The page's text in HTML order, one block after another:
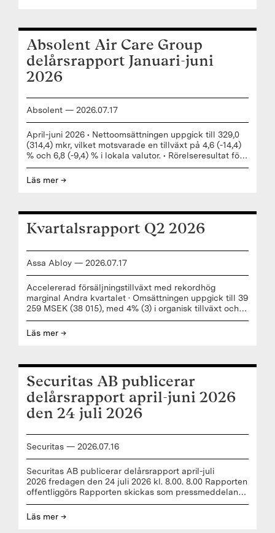
designdrivna produkter som kombinerar tidlöst
hantverk, amerikansk tillverkning och modern
kundanpassning”, säger Lucas Boselli,
Absolent Air Care Group
delårsrapport Januari-juni
2026
Absolent — 2026.07.17
April-juni 2026 • Nettoomsättningen uppgick till 329,0
(314,4) mkr, vilket motsvarade en tillväxt på 4,6 (-14,4)
% och 6,8 (-9,4) % i lokala valutor. • Rörelseresultat före
avsk...
Läs mer →
Kvartalsrapport Q2 2026
Assa Abloy — 2026.07.17
Accelererad försäljningstillväxt med rekordhög
marginal Andra kvartalet · Omsättningen uppgick till 39
259 MSEK (38 015), med 4% (3) i organisk tillväxt och
2% (5) förvärvad tillväxt netto. Valutaeffekter
påverkade omsättningen med –3% (–8). · Organisk
årsomsättning om cirka 2 000 MSEK. En avyttring
slutfördes i kvartalet. · Rörelseresultatet[1] (EBITA)
uppgick till 7 091 MSEK
Läs mer →
Securitas AB publicerar
delårsrapport april-juni 2026
den 24 juli 2026
Securitas — 2026.07.16
Securitas AB publicerar delårsrapport april-juli
2026 fredagen den 24 juli 2026 kl. 8.00. 8.00 Rapporten
offentliggörs Rapporten skickas som pressmeddelande
via Cision (www.cision.se) och publiceras automatiskt
på www.securitas.com efter offentliggörande.
Läs mer →